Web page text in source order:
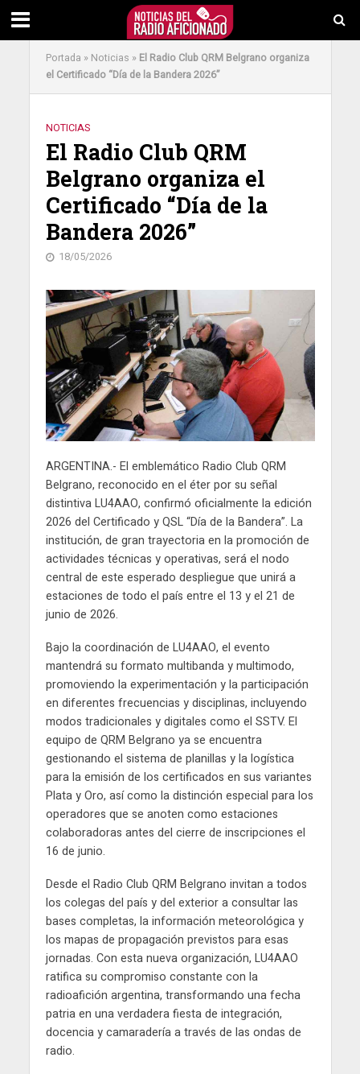
Portada » Noticias » El Radio Club QRM Belgrano organiza
el Certificado “Día de la Bandera 2026”
NOTICIAS
El Radio Club QRM
Belgrano organiza el
Certificado “Día de la
Bandera 2026”
18/05/2026
ARGENTINA.- El emblemático Radio Club QRM
Belgrano, reconocido en el éter por su señal
distintiva LU4AAO, confirmó oficialmente la edición
2026 del Certificado y QSL “Día de la Bandera”. La
institución, de gran trayectoria en la promoción de
actividades técnicas y operativas, será el nodo
central de este esperado despliegue que unirá a
estaciones de todo el país entre el 13 y el 21 de
junio de 2026.
Bajo la coordinación de LU4AAO, el evento
mantendrá su formato multibanda y multimodo,
promoviendo la experimentación y la participación
en diferentes frecuencias y disciplinas, incluyendo
modos tradicionales y digitales como el SSTV. El
equipo de QRM Belgrano ya se encuentra
gestionando el sistema de planillas y la logística
para la emisión de los certificados en sus variantes
Plata y Oro, así como la distinción especial para los
operadores que se anoten como estaciones
colaboradoras antes del cierre de inscripciones el
16 de junio.
Desde el Radio Club QRM Belgrano invitan a todos
los colegas del país y del exterior a consultar las
bases completas, la información meteorológica y
los mapas de propagación previstos para esas
jornadas. Con esta nueva organización, LU4AAO
ratifica su compromiso constante con la
radioafición argentina, transformando una fecha
patria en una verdadera fiesta de integración,
docencia y camaradería a través de las ondas de
radio.